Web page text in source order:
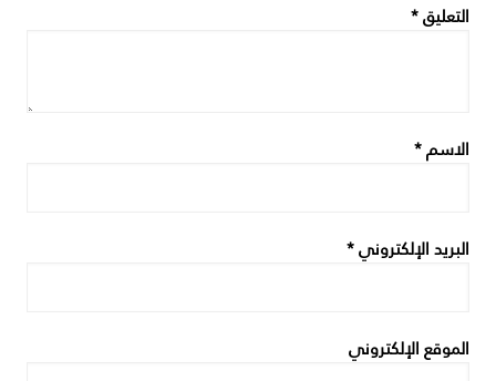
التعليق*
الاسم*
البريد الإلكتروني*
الموقع الإلكتروني